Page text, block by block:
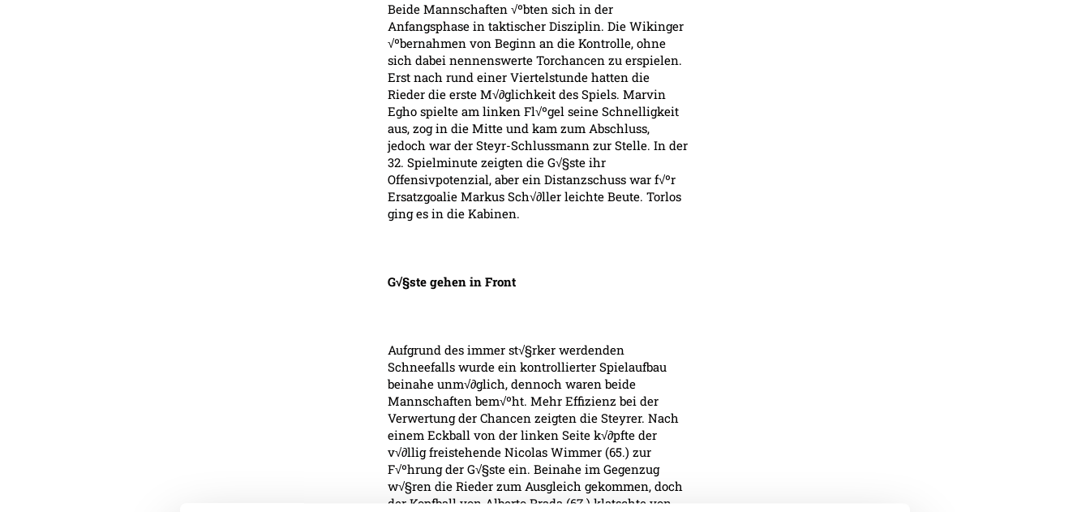
Beide Mannschaften √ºbten sich in der
Anfangsphase in taktischer Disziplin. Die Wikinger
√ºbernahmen von Beginn an die Kontrolle, ohne
sich dabei nennenswerte Torchancen zu erspielen.
Erst nach rund einer Viertelstunde hatten die
Rieder die erste M√∂glichkeit des Spiels. Marvin
Egho spielte am linken Fl√ºgel seine Schnelligkeit
aus, zog in die Mitte und kam zum Abschluss,
jedoch war der Steyr-Schlussmann zur Stelle. In der
32. Spielminute zeigten die G√§ste ihr
Offensivpotenzial, aber ein Distanzschuss war f√ºr
Ersatzgoalie Markus Sch√∂ller leichte Beute. Torlos
ging es in die Kabinen.
G√§ste gehen in Front
Aufgrund des immer st√§rker werdenden
Schneefalls wurde ein kontrollierter Spielaufbau
beinahe unm√∂glich, dennoch waren beide
Mannschaften bem√ºht. Mehr Effizienz bei der
Verwertung der Chancen zeigten die Steyrer. Nach
einem Eckball von der linken Seite k√∂pfte der
v√∂llig freistehende Nicolas Wimmer (65.) zur
F√ºhrung der G√§ste ein. Beinahe im Gegenzug
w√§ren die Rieder zum Ausgleich gekommen, doch
der Kopfball von Alberto Prada (67.) klatschte von